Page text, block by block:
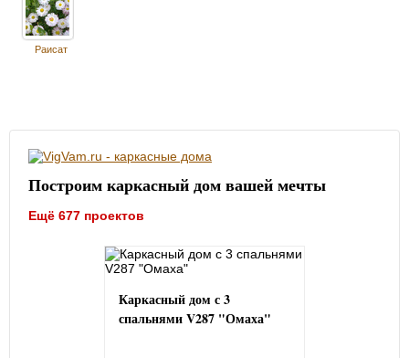
Раисат
Построим каркасный дом вашей мечты
Ещё 677 проектов
Каркасный дом с 3
спальнями V287 "Омаха"